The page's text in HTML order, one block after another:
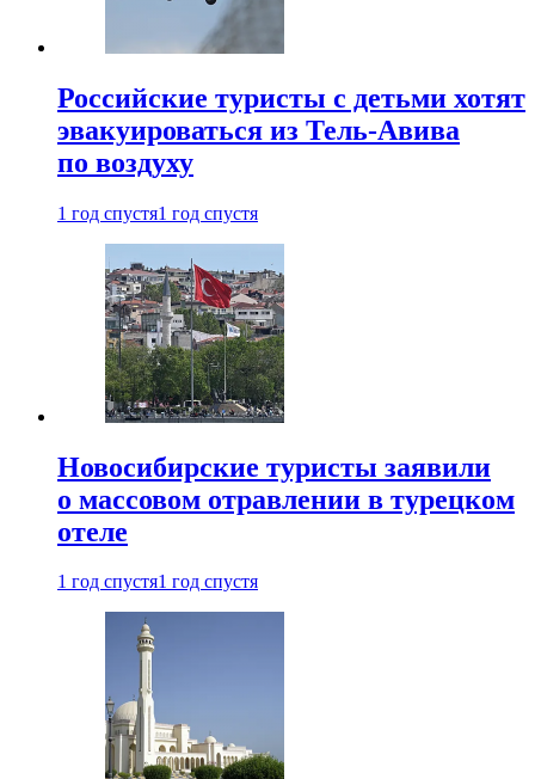
Российские туристы с детьми хотят
эвакуироваться из Тель-Авива
по воздуху
1 год спустя1 год спустя
Новосибирские туристы заявили
о массовом отравлении в турецком
отеле
1 год спустя1 год спустя